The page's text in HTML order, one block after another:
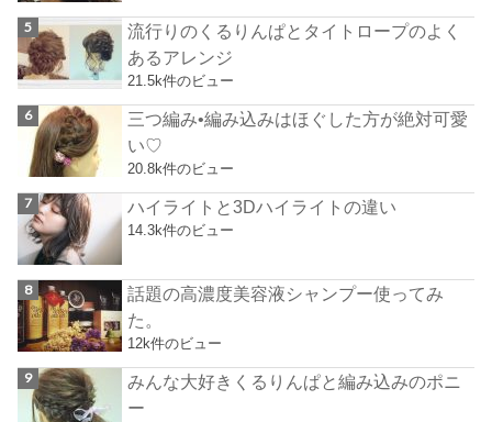
流行りのくるりんぱとタイトロープのよく
あるアレンジ
21.5k件のビュー
三つ編み•編み込みはほぐした方が絶対可愛
い♡
20.8k件のビュー
ハイライトと3Dハイライトの違い
14.3k件のビュー
話題の高濃度美容液シャンプー使ってみ
た。
12k件のビュー
みんな大好きくるりんぱと編み込みのポニ
ー